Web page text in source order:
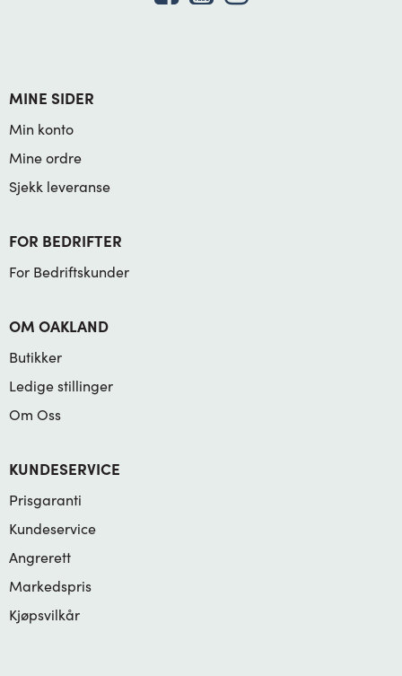
MINE SIDER
Min konto
Mine ordre
Sjekk leveranse
FOR BEDRIFTER
For Bedriftskunder
OM OAKLAND
Butikker
Ledige stillinger
Om Oss
KUNDESERVICE
Prisgaranti
Kundeservice
Angrerett
Markedspris
Kjøpsvilkår